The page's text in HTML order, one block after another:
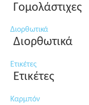
Γομολάστιχες
Διορθωτικά
Διορθωτικά
Ετικέτες
Ετικέτες
Καρμπόν